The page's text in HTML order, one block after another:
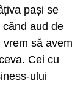
pași se
aud de
vrem să avem
Cei cu
ului